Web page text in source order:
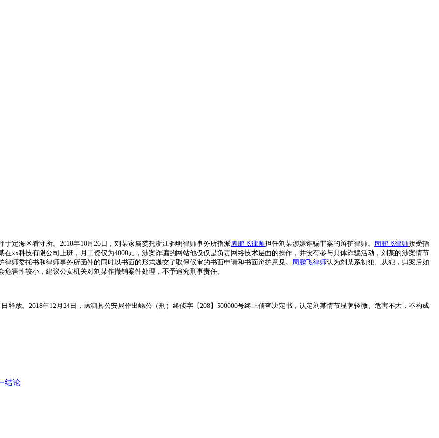
于定海区看守所。 2018年10月 26 日，刘某家属委托浙江驰明律师事务所指派周鹏飞律师担任刘某涉嫌诈骗罪案的辩护律师。 周鹏飞律师接受指
在xx科技有限公司上班，月工资仅为4000元，涉案诈骗的网站他仅仅是负责网络技术层面的操作，并没有参与具体诈骗活动，刘某的涉案情节
律师委托书和律师事务所函件的同时以书面的形式递交了取保候审的书面申请和书面辩护意见。 周鹏飞律师认为刘某系初犯、从犯，归案后如
害性较小，建议公安机关对刘某作撤销案件处理，不予追究刑事责任。
释放。 2018年12月 24 日，嵊泗县公安局作出嵊公（刑）终侦字【208】 500000号终止侦查决定书，认定刘某情节显著轻微、危害不大，不构成
结论